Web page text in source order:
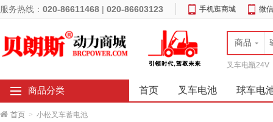
服务热线： 020-86611468 | 020-86603123 手机逛商城 微
商品
叉车电瓶24V
商品分类 首页 叉车电池 球车电
首页 > 小松叉车蓄电池